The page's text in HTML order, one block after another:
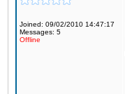
Joined: 09/02/2010 14:47:17
Messages: 5
Offline